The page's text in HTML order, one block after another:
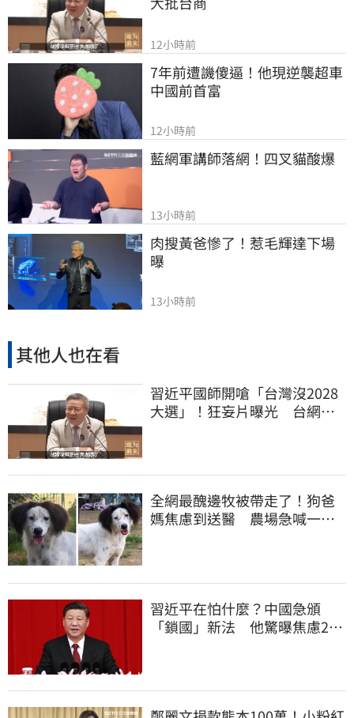
12小時前
7年前遭譏傻逼！他現逆襲超車
中國前首富
12小時前
藍網軍講師落網！四叉貓酸爆
13小時前
肉搜黃爸慘了！惹毛輝達下場
曝
13小時前
其他人也在看
習近平國師開嗆「台灣沒2028
大選」！狂妄片曝光 台網
全網最醜邊牧被帶走了！狗爸
媽焦慮到送醫 農場急喊一句
習近平在怕什麼？中國急頒
「鎖國」新法 他驚曝焦慮2